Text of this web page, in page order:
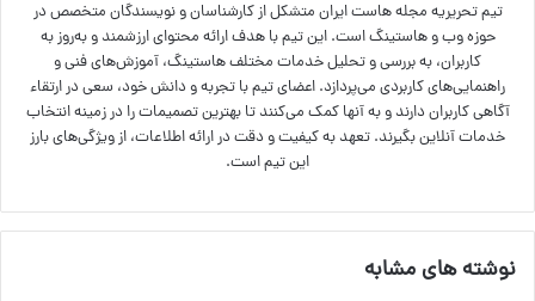
تیم تحریریه مجله هاست ایران متشکل از کارشناسان و نویسندگان متخصص در
حوزه وب و هاستینگ است. این تیم با هدف ارائه محتوای ارزشمند و به‌روز به
کاربران، به بررسی و تحلیل خدمات مختلف هاستینگ، آموزش‌های فنی و
راهنمایی‌های کاربردی می‌پردازد. اعضای تیم با تجربه و دانش خود، سعی در ارتقاء
آگاهی کاربران دارند و به آنها کمک می‌کنند تا بهترین تصمیمات را در زمینه انتخاب
خدمات آنلاین بگیرند. تعهد به کیفیت و دقت در ارائه اطلاعات، از ویژگی‌های بارز
این تیم است.
نوشته های مشابه